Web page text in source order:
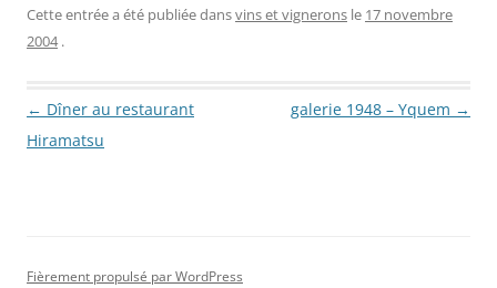
Cette entrée a été publiée dansvins et vignerons le 17 novembre
2004 .
Navigation des articles
← Dîner au restaurant
Hiramatsu
galerie 1948 – Yquem →
Fièrement propulsé par WordPress